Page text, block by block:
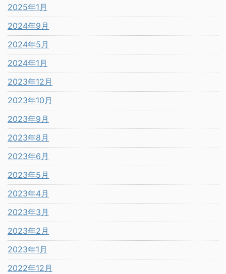
2025年1月
2024年9月
2024年5月
2024年1月
2023年12月
2023年10月
2023年9月
2023年8月
2023年6月
2023年5月
2023年4月
2023年3月
2023年2月
2023年1月
2022年12月